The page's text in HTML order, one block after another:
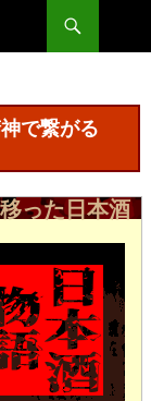
で繋がる
った日本酒